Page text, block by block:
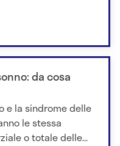
da cosa
e la sindrome delle
le stessa
o totale delle...